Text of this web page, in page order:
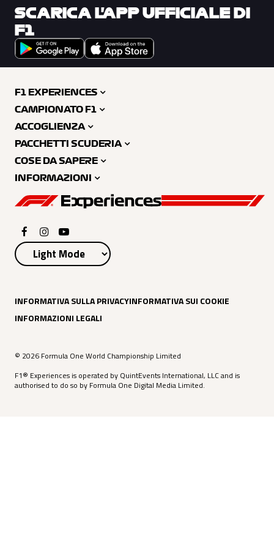
SCARICA L'APP UFFICIALE DI
F1
F1 EXPERIENCES
CAMPIONATO F1
ACCOGLIENZA
PACCHETTI SCUDERIA
COSE DA SAPERE
INFORMAZIONI
INFORMATIVA SULLA PRIVACYINFORMATIVA SUI COOKIE
INFORMAZIONI LEGALI
© 2026 Formula One World Championship Limited
F1® Experiences is operated by QuintEvents International, LLC and is
authorised to do so by Formula One Digital Media Limited.